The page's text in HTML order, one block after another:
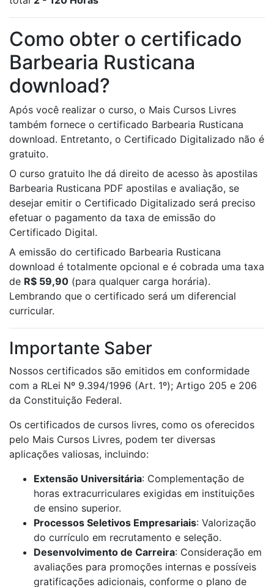
Como obter o certificado
Barbearia Rusticana
download?
Após você realizar o curso, o Mais Cursos Livres
também fornece o certificado Barbearia Rusticana
download. Entretanto, o Certificado Digitalizado não é
gratuito.
O curso gratuito lhe dá direito de acesso às apostilas
Barbearia Rusticana PDF apostilas e avaliação, se
desejar emitir o Certificado Digitalizado será preciso
efetuar o pagamento da taxa de emissão do
Certificado Digital.
A emissão do certificado Barbearia Rusticana
download é totalmente opcional e é cobrada uma taxa
de R$ 59,90 (para qualquer carga horária).
Lembrando que o certificado será um diferencial
curricular.
Importante Saber
Nossos certificados são emitidos em conformidade
com a RLei Nº 9.394/1996 (Art. 1º); Artigo 205 e 206
da Constituição Federal.
Os certificados de cursos livres, como os oferecidos
pelo Mais Cursos Livres, podem ter diversas
aplicações valiosas, incluindo:
Extensão Universitária: Complementação de
horas extracurriculares exigidas em instituições
de ensino superior.
Processos Seletivos Empresariais: Valorização
do currículo em recrutamento e seleção.
Desenvolvimento de Carreira: Consideração em
avaliações para promoções internas e possíveis
gratificações adicionais, conforme o plano de